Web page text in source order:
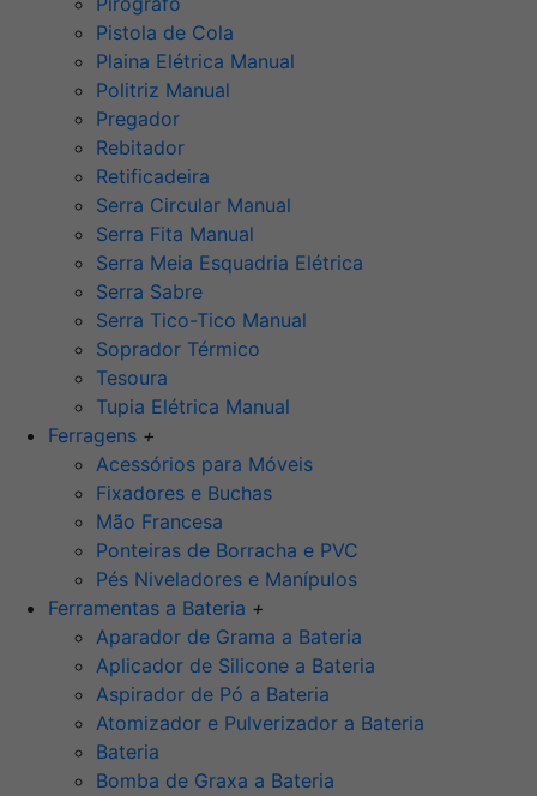
Pistola de Cola
Plaina Elétrica Manual
Politriz Manual
Pregador
Rebitador
Retificadeira
Serra Circular Manual
Serra Fita Manual
Serra Meia Esquadria Elétrica
Serra Sabre
Serra Tico-Tico Manual
Soprador Térmico
Tesoura
Tupia Elétrica Manual
Ferragens +
Acessórios para Móveis
Fixadores e Buchas
Mão Francesa
Ponteiras de Borracha e PVC
Pés Niveladores e Manípulos
Ferramentas a Bateria +
Aparador de Grama a Bateria
Aplicador de Silicone a Bateria
Aspirador de Pó a Bateria
Atomizador e Pulverizador a Bateria
Bateria
Bomba de Graxa a Bateria